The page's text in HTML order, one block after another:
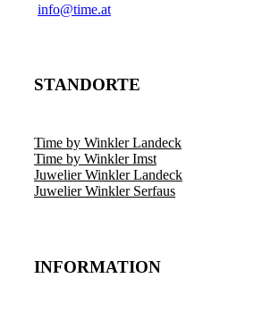
info@time.at
STANDORTE
Time by Winkler Landeck
Time by Winkler Imst
Juwelier Winkler Landeck
Juwelier Winkler Serfaus
INFORMATION